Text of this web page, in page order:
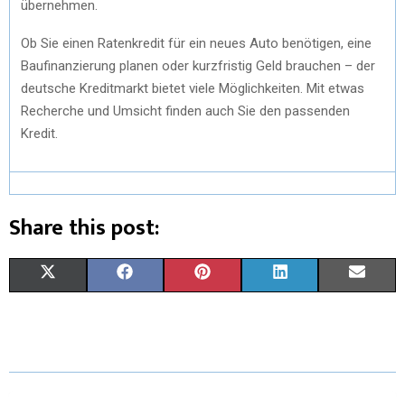
übernehmen.
Ob Sie einen Ratenkredit für ein neues Auto benötigen, eine
Baufinanzierung planen oder kurzfristig Geld brauchen – der
deutsche Kreditmarkt bietet viele Möglichkeiten. Mit etwas
Recherche und Umsicht finden auch Sie den passenden
Kredit.
Share this post:
W E T K I